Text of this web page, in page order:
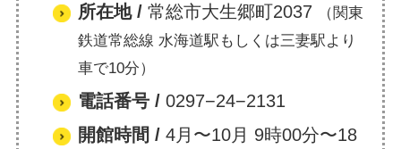
所在地 /常総市大生郷町2037
（関東
鉄道常総線 水海道駅もしくは三妻駅より
車で10分）
電話番号 /0297−24−2131
開館時間 /4月〜10月 9時00分〜18